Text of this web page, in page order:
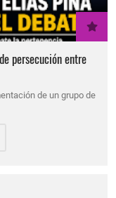
persecución entre
de un grupo de